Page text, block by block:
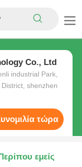
Co., Ltd
industrial Park,
shenzhen
τώρα
εμείς